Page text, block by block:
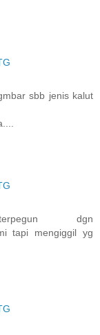
sbb jenis kalut
dgn
tapi mengiggil yg